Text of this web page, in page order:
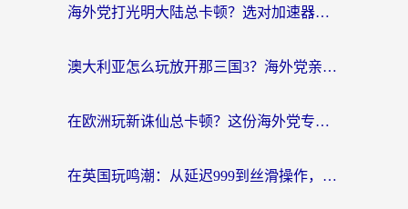
海外党打光明大陆总卡顿？选对加速器才是关键！（附亲测好用的推荐）
澳大利亚怎么玩放开那三国3？海外党亲测有效的国服游戏加速指南
在欧洲玩新诛仙总卡顿？这份海外党专属加速器指南帮你解决延迟难题
在英国玩鸣潮：从延迟999到丝滑操作，我是怎么做到的？